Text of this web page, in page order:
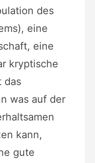
des
eine
eine
kryptische
das
was auf der
kann,
gute